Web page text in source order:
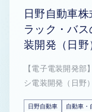
日野自動車
ラック・バ
装開発（日
【電子電装開発
シ電装開発（日野
日野自動車 自動車・